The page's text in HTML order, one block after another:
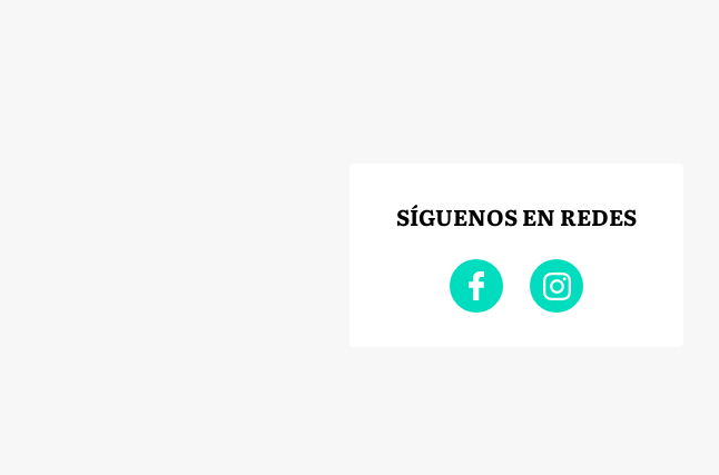
SÍGUENOS EN REDES